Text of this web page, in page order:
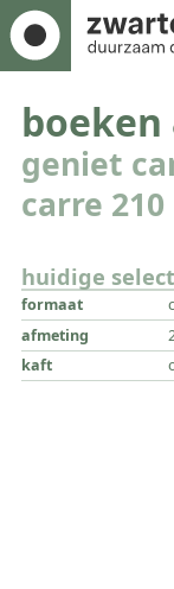
boeken
geniet
carre 210
huidige
formaat
afmeting
kaft